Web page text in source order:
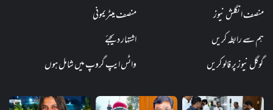
منصف انگلش نیوز
منصف میٹریمونی
ہم سے رابطہ کریں
اشتہار دیجئے
گوگل نیوز پر فالو کریں
واٹس ایپ گروپ میں شامل ہوں